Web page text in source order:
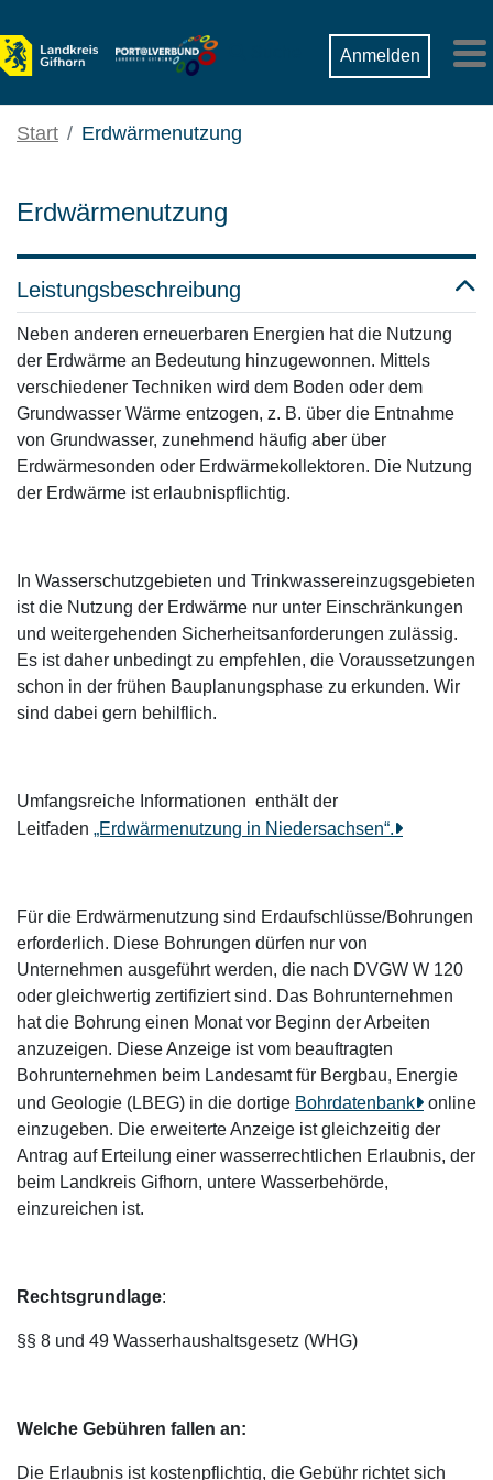
Anmelden
Start Erdwärmenutzung
Erdwärmenutzung
Leistungsbeschreibung
Neben anderen erneuerbaren Energien hat die Nutzung
der Erdwärme an Bedeutung hinzugewonnen. Mittels
verschiedener Techniken wird dem Boden oder dem
Grundwasser Wärme entzogen, z. B. über die Entnahme
von Grundwasser, zunehmend häufig aber über
Erdwärmesonden oder Erdwärmekollektoren. Die Nutzung
der Erdwärme ist erlaubnispflichtig.
In Wasserschutzgebieten und Trinkwassereinzugsgebieten
ist die Nutzung der Erdwärme nur unter Einschränkungen
und weitergehenden Sicherheitsanforderungen zulässig.
Es ist daher unbedingt zu empfehlen, die Voraussetzungen
schon in der frühen Bauplanungsphase zu erkunden. Wir
sind dabei gern behilflich.
Umfangsreiche Informationen enthält der
Leitfaden „Erdwärmenutzung in Niedersachsen“.
Für die Erdwärmenutzung sind Erdaufschlüsse/Bohrungen
erforderlich. Diese Bohrungen dürfen nur von
Unternehmen ausgeführt werden, die nach DVGW W 120
oder gleichwertig zertifiziert sind. Das Bohrunternehmen
hat die Bohrung einen Monat vor Beginn der Arbeiten
anzuzeigen. Diese Anzeige ist vom beauftragten
Bohrunternehmen beim Landesamt für Bergbau, Energie
und Geologie (LBEG) in die dortige Bohrdatenbank
online
einzugeben. Die erweiterte Anzeige ist gleichzeitig der
Antrag auf Erteilung einer wasserrechtlichen Erlaubnis, der
beim Landkreis Gifhorn, untere Wasserbehörde,
einzureichen ist.
Rechtsgrundlage:
§§ 8 und 49 Wasserhaushaltsgesetz (WHG)
Welche Gebühren fallen an:
Die Erlaubnis ist kostenpflichtig, die Gebühr richtet sich